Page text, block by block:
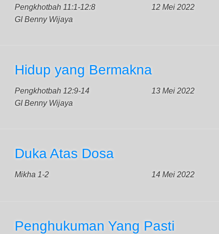
Pengkhotbah 11:1-12:8
12 Mei 2022
GI Benny Wijaya
Hidup yang Bermakna
Pengkhotbah 12:9-14
13 Mei 2022
GI Benny Wijaya
Duka Atas Dosa
Mikha 1-2 14 Mei 2022
Penghukuman Yang Pasti